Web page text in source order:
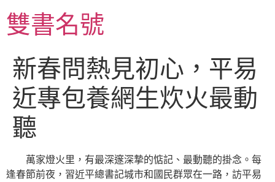
至
主雙書名號
新春問熱見初心，平易
近專包養網生炊火最動
聽
萬家燈火里，有最深邃深摯的惦記、最動聽的掛念。每
逢春節前夜，習近平總書記城市和國民群眾在一路，訪平易